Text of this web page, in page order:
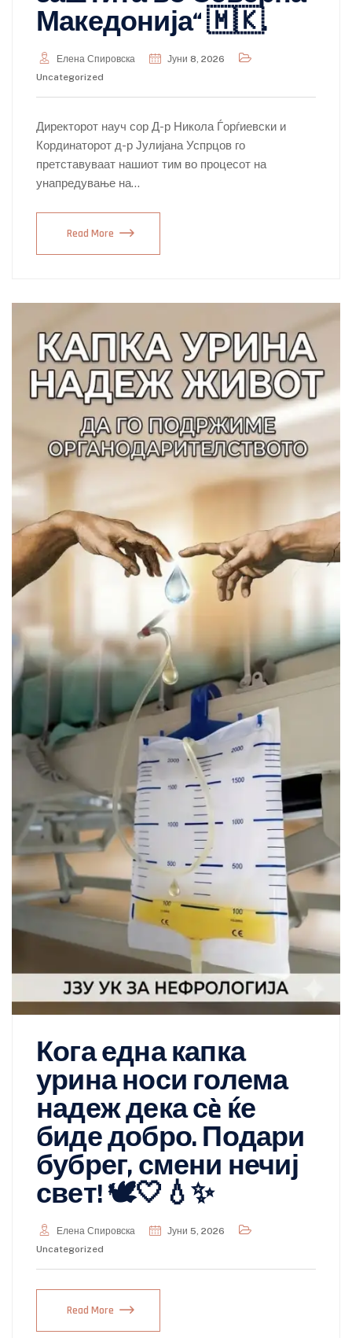
Македонија“ 🇲🇰.
Елена Спировска
Јуни 8, 2026
Uncategorized
Директорот науч сор Д-р Никола Ѓорѓиевски и
Кординаторот д-р Јулијана Успрцов го
претставуваат нашиот тим во процесот на
унапредување на…
Read More
Кога една капка
урина носи голема
надеж дека сè ќе
биде добро. Подари
бубрег, смени нечиј
свет! 🕊️🤍💧✨
Елена Спировска
Јуни 5, 2026
Uncategorized
Read More